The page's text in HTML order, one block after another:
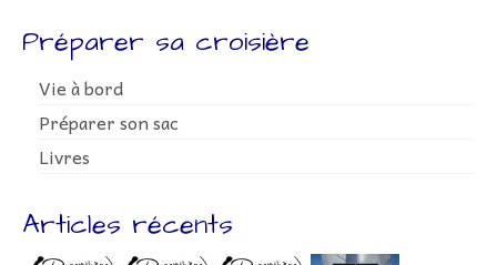
Préparer sa croisière
Vie à bord
Préparer son sac
Livres
Articles récents